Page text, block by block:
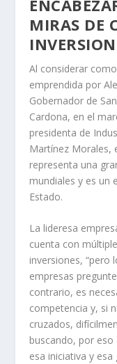
MIRAS DE
Al considerar
emprendida por
Gobernador de
Cardona, en el
presidenta de
Martínez Morales,
representa una
mundiales y es un
Estado.
La lideresa
cuenta con
inversiones, “pero
empresas
contrario, es
competencia y, si
cruzados,
buscando, por
esa iniciativa y esa